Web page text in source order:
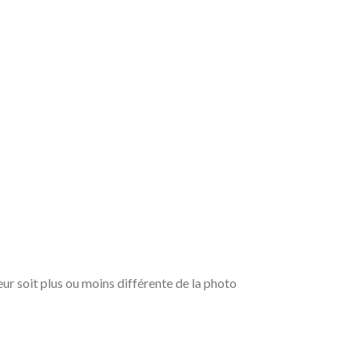
soit plus ou moins différente de la photo